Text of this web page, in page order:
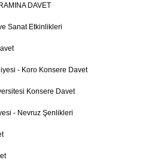
DAVET
Sanat Etkinlikleri
- Koro Konsere Davet
Konsere Davet
- Nevruz Şenlikleri